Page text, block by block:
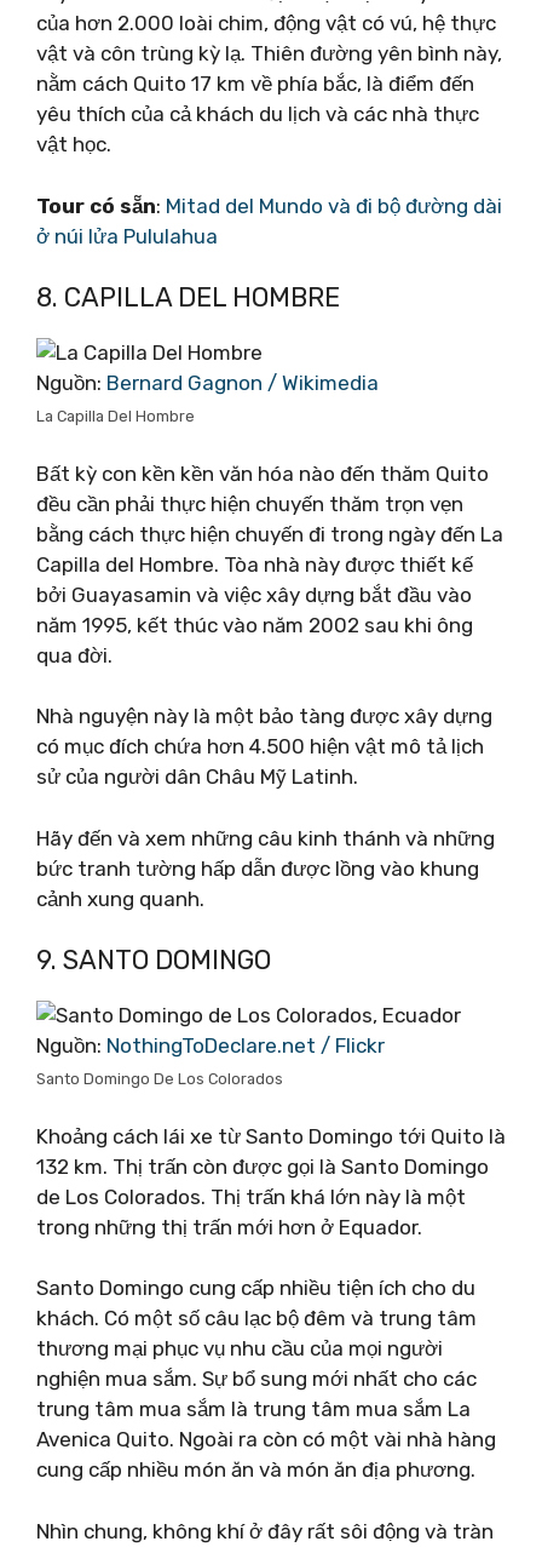
của hơn 2.000 loài chim, động vật có vú, hệ thực
vật và côn trùng kỳ lạ. Thiên đường yên bình này,
nằm cách Quito 17 km về phía bắc, là điểm đến
yêu thích của cả khách du lịch và các nhà thực
vật học.
Tour có sẵn: Mitad del Mundo và đi bộ đường dài
ở núi lửa Pululahua
8. CAPILLA DEL HOMBRE
Nguồn: Bernard Gagnon / Wikimedia
La Capilla Del Hombre
Bất kỳ con kền kền văn hóa nào đến thăm Quito
đều cần phải thực hiện chuyến thăm trọn vẹn
bằng cách thực hiện chuyến đi trong ngày đến La
Capilla del Hombre. Tòa nhà này được thiết kế
bởi Guayasamin và việc xây dựng bắt đầu vào
năm 1995, kết thúc vào năm 2002 sau khi ông
qua đời.
Nhà nguyện này là một bảo tàng được xây dựng
có mục đích chứa hơn 4.500 hiện vật mô tả lịch
sử của người dân Châu Mỹ Latinh.
Hãy đến và xem những câu kinh thánh và những
bức tranh tường hấp dẫn được lồng vào khung
cảnh xung quanh.
9. SANTO DOMINGO
Nguồn: NothingToDeclare.net / Flickr
Santo Domingo De Los Colorados
Khoảng cách lái xe từ Santo Domingo tới Quito là
132 km. Thị trấn còn được gọi là Santo Domingo
de Los Colorados. Thị trấn khá lớn này là một
trong những thị trấn mới hơn ở Equador.
Santo Domingo cung cấp nhiều tiện ích cho du
khách. Có một số câu lạc bộ đêm và trung tâm
thương mại phục vụ nhu cầu của mọi người
nghiện mua sắm. Sự bổ sung mới nhất cho các
trung tâm mua sắm là trung tâm mua sắm La
Avenica Quito. Ngoài ra còn có một vài nhà hàng
cung cấp nhiều món ăn và món ăn địa phương.
Nhìn chung, không khí ở đây rất sôi động và tràn